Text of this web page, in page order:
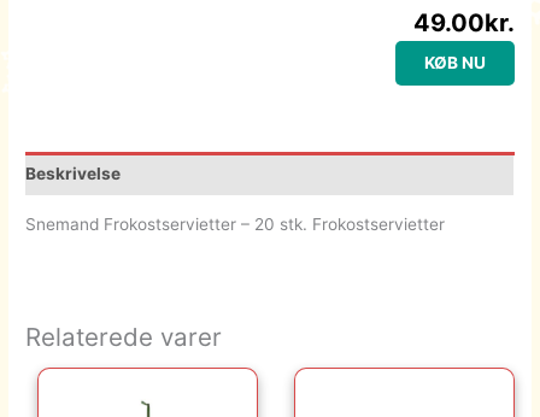
49.00kr.
KØB NU
Beskrivelse
Snemand Frokostservietter – 20 stk. Frokostservietter
Relaterede varer